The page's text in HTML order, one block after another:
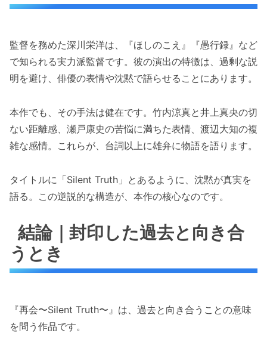
監督を務めた深川栄洋は、『ほしのこえ』『愚行録』など
で知られる実力派監督です。彼の演出の特徴は、過剰な説
明を避け、俳優の表情や沈黙で語らせることにあります。
本作でも、その手法は健在です。竹内涼真と井上真央の切
ない距離感、瀬戸康史の苦悩に満ちた表情、渡辺大知の複
雑な感情。これらが、台詞以上に雄弁に物語を語ります。
タイトルに「Silent Truth」とあるように、沈黙が真実を
語る。この逆説的な構造が、本作の核心なのです。
結論｜封印した過去と向き合
うとき
『再会〜Silent Truth〜』は、過去と向き合うことの意味
を問う作品です。